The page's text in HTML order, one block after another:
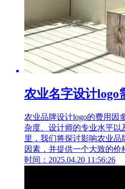
农业名字设计logo
农业品牌设计logo的费用因
杂度、设计师的专业水平以
里，我们将探讨影响农业品
因素，并提供一个大致的价
时间：2025.04.20 11:56:26